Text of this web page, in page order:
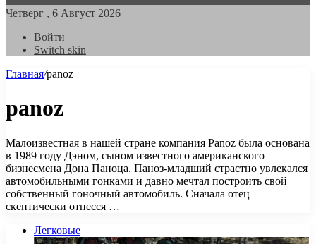
Четверг , 6 Август 2026
Войти
Switch skin
Главная/panoz
panoz
Малоизвестная в нашей стране компания Panoz была основана
в 1989 году Дэном, сыном известного американского
бизнесмена Дона Паноца. Паноз-младший страстно увлекался
автомобильными гонками и давно мечтал построить свой
собственный гоночный автомобиль. Сначала отец
скептически отнесся …
Легковые